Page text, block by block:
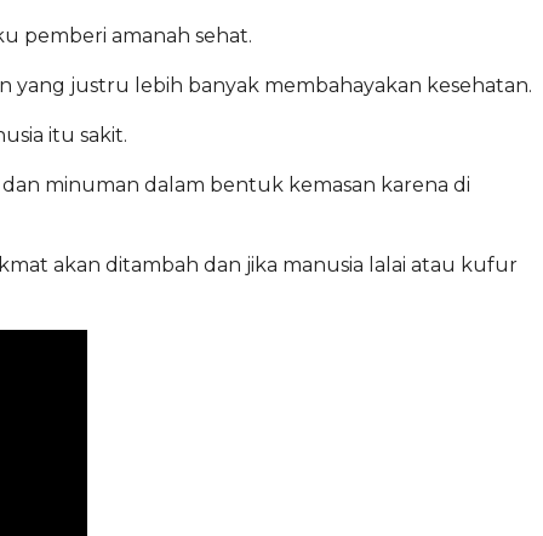
pemberi amanah sehat.
yang justru lebih banyak membahayakan kesehatan.
itu sakit.
minuman dalam bentuk kemasan karena di
akan ditambah dan jika manusia lalai atau kufur